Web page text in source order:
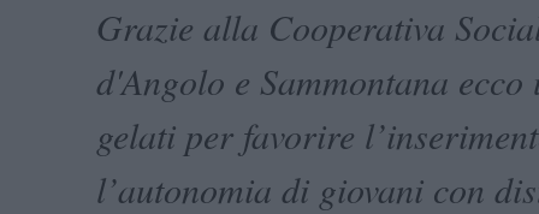
Grazie alla Cooperativa
d'Angolo e Sammontana
gelati per favorire
l’autonomia di giovani con